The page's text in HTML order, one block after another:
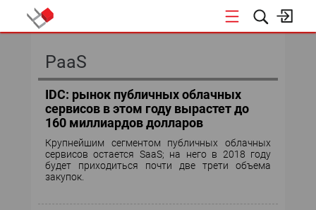
PaaS
IDC: рынок публичных облачных
сервисов в этом году вырастет до
160 миллиардов долларов
Крупнейшим сегментом публичных облачных
сервисов остается SaaS; на него в 2018 году
будет приходиться почти две трети объема
закупок.